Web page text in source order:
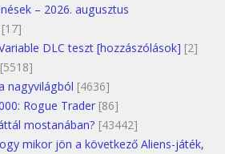
– 2026. augusztus
[17]
DLC teszt [hozzászólások] [2]
[5518]
nagyvilágból [4636]
Rogue Trader [86]
mostanában? [43442]
mikor jön a következő Aliens-játék,